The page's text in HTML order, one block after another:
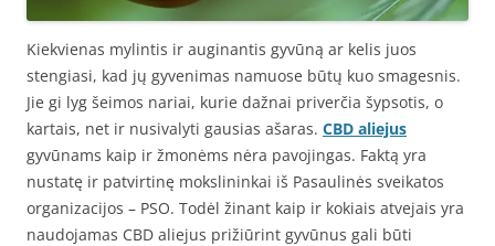
Kiekvienas mylintis ir auginantis gyvūną ar kelis juos
stengiasi, kad jų gyvenimas namuose būtų kuo smagesnis.
Jie gi lyg šeimos nariai, kurie dažnai priverčia šypsotis, o
kartais, net ir nusivalyti gausias ašaras. CBD aliejus
gyvūnams kaip ir žmonėms nėra pavojingas. Faktą yra
nustatę ir patvirtinę mokslininkai iš Pasaulinės sveikatos
organizacijos – PSO. Todėl žinant kaip ir kokiais atvejais yra
naudojamas CBD aliejus prižiūrint gyvūnus gali būti